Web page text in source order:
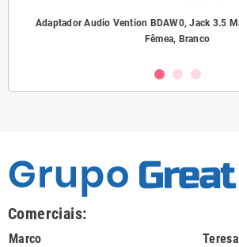
Adaptador Audio Vention BDAW0, Jack 3.5
Fêmea, Branco
Comerciais:
Marco Teresa